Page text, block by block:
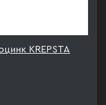
KREPSTA